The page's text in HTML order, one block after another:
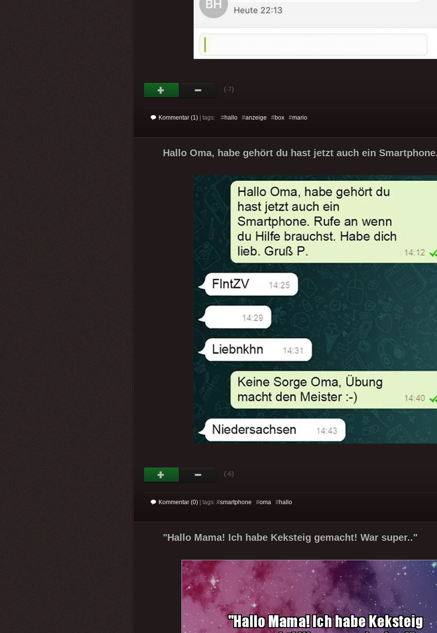
(-7)
Kommentar (1) | tags: #hallo #anzeige #box #mario
Hallo Oma, habe gehört du hast jetzt auch ein
(-6)
Kommentar (0) | tags: #smartphone #oma #hallo
"Hallo Mama! Ich habe Keksteig gemacht! War super.."